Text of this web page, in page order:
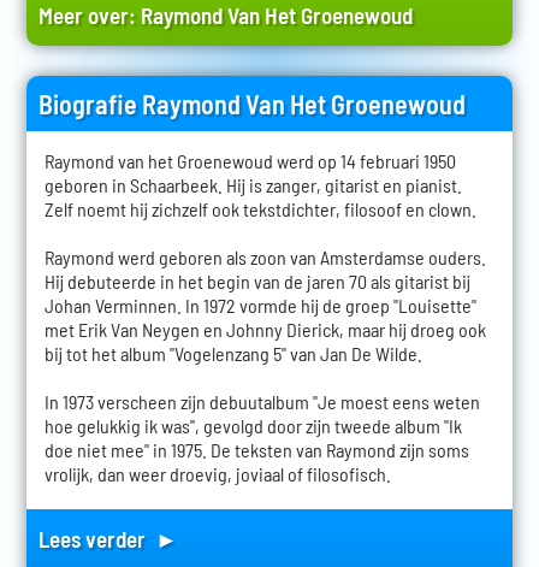
Meer over: Raymond Van Het Groenewoud
Biografie Raymond Van Het Groenewoud
Raymond van het Groenewoud werd op 14 februari 1950
geboren in Schaarbeek. Hij is zanger, gitarist en pianist.
Zelf noemt hij zichzelf ook tekstdichter, filosoof en clown.
Raymond werd geboren als zoon van Amsterdamse ouders.
Hij debuteerde in het begin van de jaren 70 als gitarist bij
Johan Verminnen. In 1972 vormde hij de groep "Louisette"
met Erik Van Neygen en Johnny Dierick, maar hij droeg ook
bij tot het album "Vogelenzang 5" van Jan De Wilde.
In 1973 verscheen zijn debuutalbum "Je moest eens weten
hoe gelukkig ik was", gevolgd door zijn tweede album "Ik
doe niet mee" in 1975. De teksten van Raymond zijn soms
vrolijk, dan weer droevig, joviaal of filosofisch.
Lees verder ►